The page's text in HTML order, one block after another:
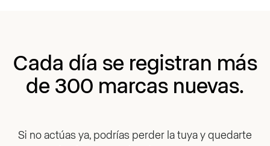
Cada día se registran más
de 300 marcas nuevas.
Si no actúas ya, podrías perder la tuya y quedarte